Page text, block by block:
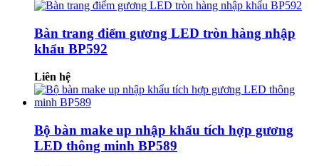
Bàn trang điểm gương LED tròn hàng nhập
khẩu BP592
Liên hệ
Bộ bàn make up nhập khẩu tích hợp gương
LED thông minh BP589